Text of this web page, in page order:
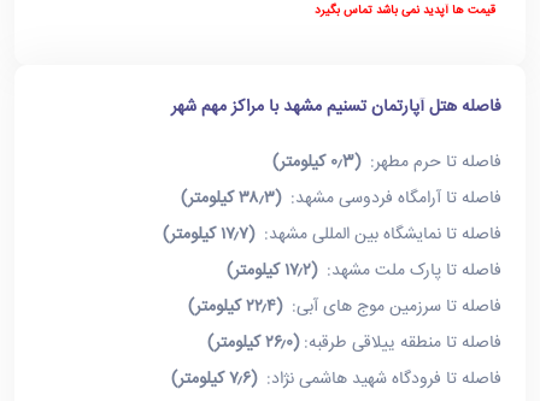
قیمت ها آپدید نمی باشد تماس بگیرد
فاصله هتل آپارتمان تسنیم مشهد با مراکز مهم شهر
فاصله تا حرم مطهر:(۰٫3 کیلومتر)
فاصله تا آرامگاه فردوسی مشهد:(۳۸٫۳ کیلومتر)
فاصله تا نمایشگاه بین المللی مشهد:(۱۷٫۷ کیلومتر)
فاصله تا پارک ملت مشهد:(۱۷٫۲ کیلومتر)
فاصله تا سرزمین موج های آبی:(۲۲٫۴ کیلومتر)
فاصله تا منطقه ییلاقی طرقبه:(۲۶٫۰ کیلومتر)
فاصله تا فرودگاه شهید هاشمی نژاد:(۷٫۶ کیلومتر)